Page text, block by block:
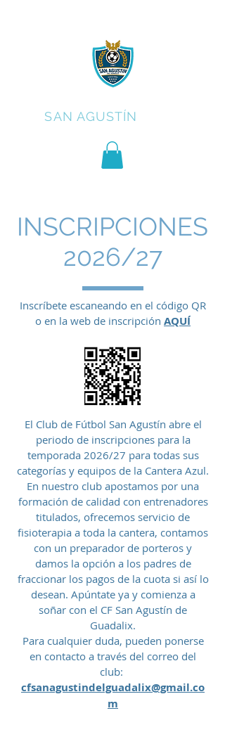
SAN AGUSTÍN
INSCRIPCIONES
2026/27
Inscríbete escaneando en el código QR
o en la web de inscripción AQUÍ
El Club de Fútbol San Agustín abre el
periodo de inscripciones para la
temporada 2026/27 para todas sus
categorías y equipos de la Cantera Azul.
En nuestro club apostamos por una
formación de calidad con entrenadores
titulados, ofrecemos servicio de
fisioterapia a toda la cantera, contamos
con un preparador de porteros y
damos la opción a los padres de
fraccionar los pagos de la cuota si así lo
desean. Apúntate ya y comienza a
soñar con el CF San Agustín de
Guadalix.
Para cualquier duda, pueden ponerse
en contacto a través del correo del
club:
cfsanagustindelguadalix@gmail.co
m